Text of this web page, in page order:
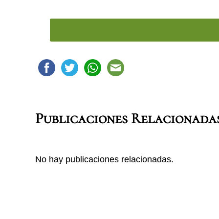
Publicaciones
No hay publicaciones relacionadas.